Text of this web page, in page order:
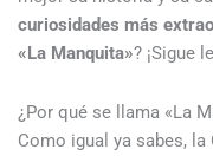
curiosidades más
«La Manquita»? ¡Sigue
¿Por qué se llama «La
Como igual ya sabes,